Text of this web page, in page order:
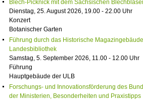
Blech-Picknick mit dem Sächsischen
Dienstag, 25. August 2026, 19.00 - 22.00 Uhr
Konzert
Botanischer Garten
Führung durch das Historische
Landesbibliothek
Samstag, 5. September 2026, 11.00 - 12.00 Uhr
Führung
Hauptgebäude der ULB
Forschungs- und Innovationsförderung des
der Ministerien, Besonderheiten und Praxistipps